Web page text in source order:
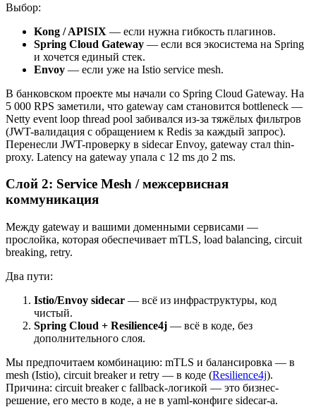
Выбор:
Kong / APISIX — если нужна гибкость плагинов.
Spring Cloud Gateway — если вся экосистема на Spring
и хочется единый стек.
Envoy — если уже на Istio service mesh.
В банковском проекте мы начали со Spring Cloud Gateway. На
5 000 RPS заметили, что gateway сам становится bottleneck —
Netty event loop thread pool забивался из-за тяжёлых фильтров
(JWT-валидация с обращением к Redis за каждый запрос).
Перенесли JWT-проверку в sidecar Envoy, gateway стал thin-
proxy. Latency на gateway упала с 12 ms до 2 ms.
Слой 2: Service Mesh / межсервисная
коммуникация
Между gateway и вашими доменными сервисами —
прослойка, которая обеспечивает mTLS, load balancing, circuit
breaking, retry.
Два пути:
Istio/Envoy sidecar — всё из инфраструктуры, код
чистый.
Spring Cloud + Resilience4j — всё в коде, без
дополнительного слоя.
Мы предпочитаем комбинацию: mTLS и балансировка — в
mesh (Istio), circuit breaker и retry — в коде (Resilience4j).
Причина: circuit breaker с fallback-логикой — это бизнес-
решение, его место в коде, а не в yaml-конфиге sidecar-а.